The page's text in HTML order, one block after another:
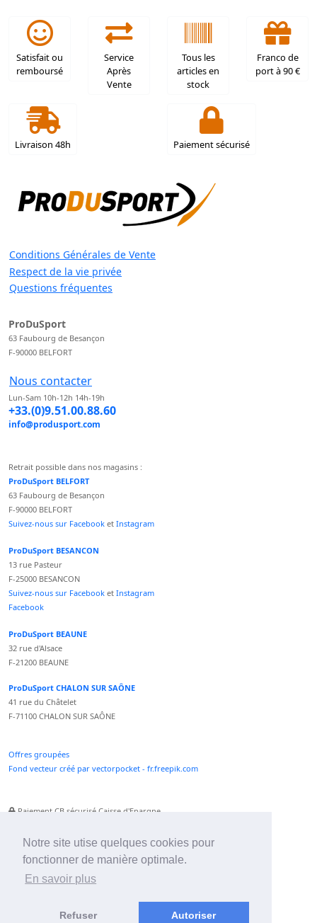
Notre site utise quelques cookies pour
fonctionner de manière optimale.
En savoir plus
Refuser Autoriser
Satisfait ou
remboursé
Service
Après
Vente
Tous les
articles en
stock
Franco de
port à 90 €
Livraison 48h Paiement sécurisé
Conditions Générales de Vente
Respect de la vie privée
Questions fréquentes
ProDuSport
63 Faubourg de Besançon
F-90000 BELFORT
Nous contacter
Lun-Sam 10h-12h 14h-19h
+33.(0)9.51.00.88.60
info@produsport.com
Retrait possible dans nos magasins :
ProDuSport BELFORT
63 Faubourg de Besançon
F-90000 BELFORT
Suivez-nous sur Facebook et Instagram
ProDuSport BESANCON
13 rue Pasteur
F-25000 BESANCON
Suivez-nous sur Facebook et Instagram
Facebook
ProDuSport BEAUNE
32 rue d'Alsace
F-21200 BEAUNE
ProDuSport CHALON SUR SAÔNE
41 rue du Châtelet
F-71100 CHALON SUR SAÔNE
Offres groupées
Fond vecteur créé par vectorpocket - fr.freepik.com
Paiement CB sécurisé Caisse d'Epargne
Paiement Paypal accepté